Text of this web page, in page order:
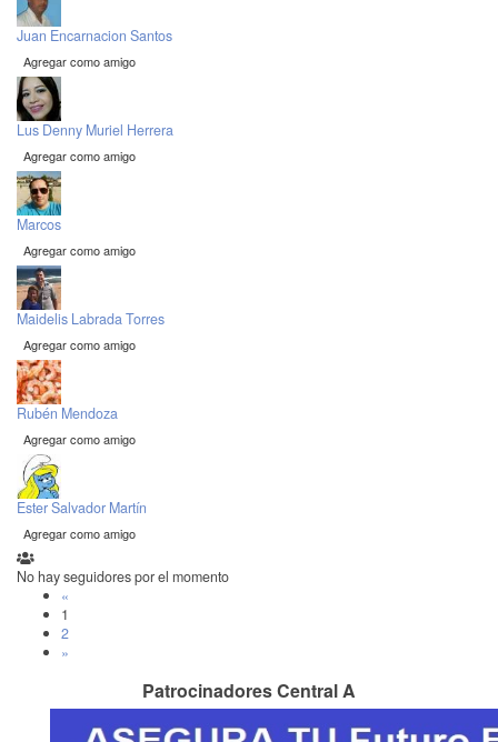
Juan Encarnacion Santos
Agregar como amigo
Lus Denny Muriel Herrera
Agregar como amigo
Marcos
Agregar como amigo
Maidelis Labrada Torres
Agregar como amigo
Rubén Mendoza
Agregar como amigo
Ester Salvador Martín
Agregar como amigo
No hay seguidores por el momento
«
1
2
»
Patrocinadores Central A